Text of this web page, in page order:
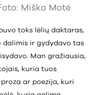
Miško Motė
toks lėlių daktaras,
dalimis ir gydydavo tas
Man gražiausia,
kuria tuos
ar poezija, kuri